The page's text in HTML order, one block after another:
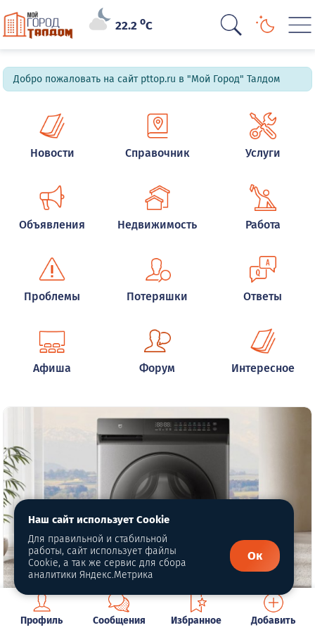
22.2oC
Добро пожаловать на сайт pttop.ru в "Мой Город" Талдом
Новости Справочник Услуги
Объявления Недвижимость Работа
Проблемы Потеряшки Ответы
Афиша Форум Интересное
Профиль Сообщения Избранное Добавить
Наш сайт использует Cookie
Для правильной и стабильной
работы, сайт использует файлы
Cookie, а так же сервис для сбора
аналитики Яндекс.Метрика
Ок